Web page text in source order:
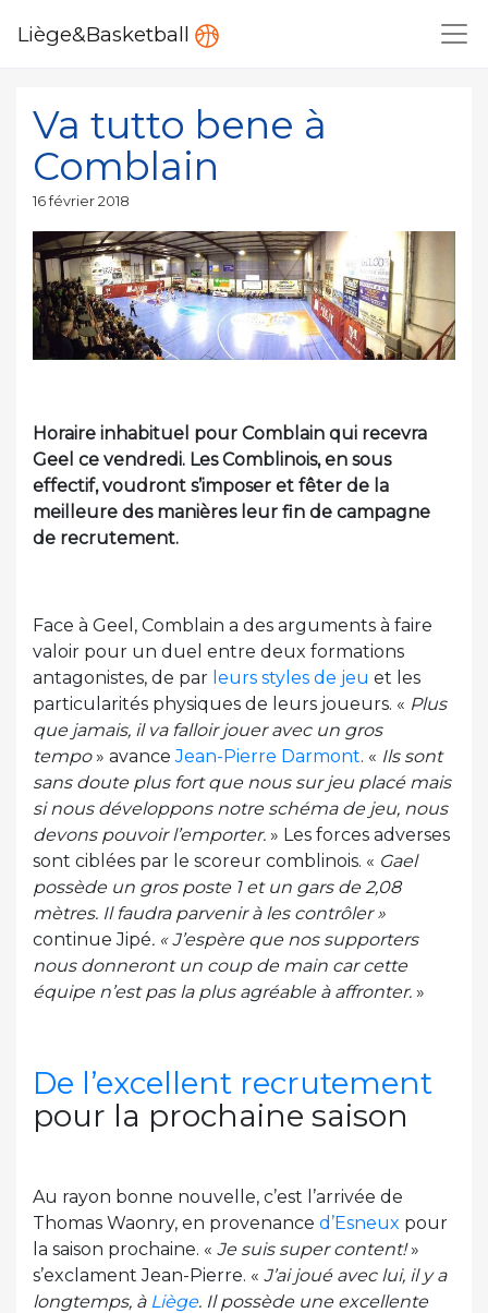
Liège&Basketball
Va tutto bene à
Comblain
Publié
16 février 2018
Horaire inhabituel pour Comblain qui recevra
Geel ce vendredi. Les Comblinois, en sous
effectif, voudront s’imposer et fêter de la
meilleure des manières leur fin de campagne
de recrutement.
Face à Geel, Comblain a des arguments à faire
valoir pour un duel entre deux formations
antagonistes, de par leurs styles de jeu et les
particularités physiques de leurs joueurs. « Plus
que jamais, il va falloir jouer avec un gros
tempo» avanceJean-Pierre Darmont. « Ils sont
sans doute plus fort que nous sur jeu placé mais
si nous développons notre schéma de jeu, nous
devons pouvoir l’emporter. » Les forces adverses
sont ciblées par le scoreur comblinois. « Gael
possède un gros poste 1 et un gars de 2,08
mètres. Il faudra parvenir à les contrôler »
continue Jipé. « J’espère que nos supporters
nous donneront un coup de main car cette
équipe n’est pas la plus agréable à affronter. »
De l’excellent recrutement
pour la prochaine saison
Au rayon bonne nouvelle, c’est l’arrivée de
Thomas Waonry, en provenance d’Esneux pour
la saison prochaine. « Je suis super content!»
s’exclament Jean-Pierre. « J’ai joué avec lui, il y a
longtemps, à Liège. Il possède une excellente